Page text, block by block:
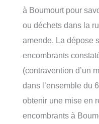
à Boumourt pour
ou déchets dans la
amende. La dépose
encombrants
(contravention d’un
dans l’ensemble du
obtenir une mise en
encombrants à